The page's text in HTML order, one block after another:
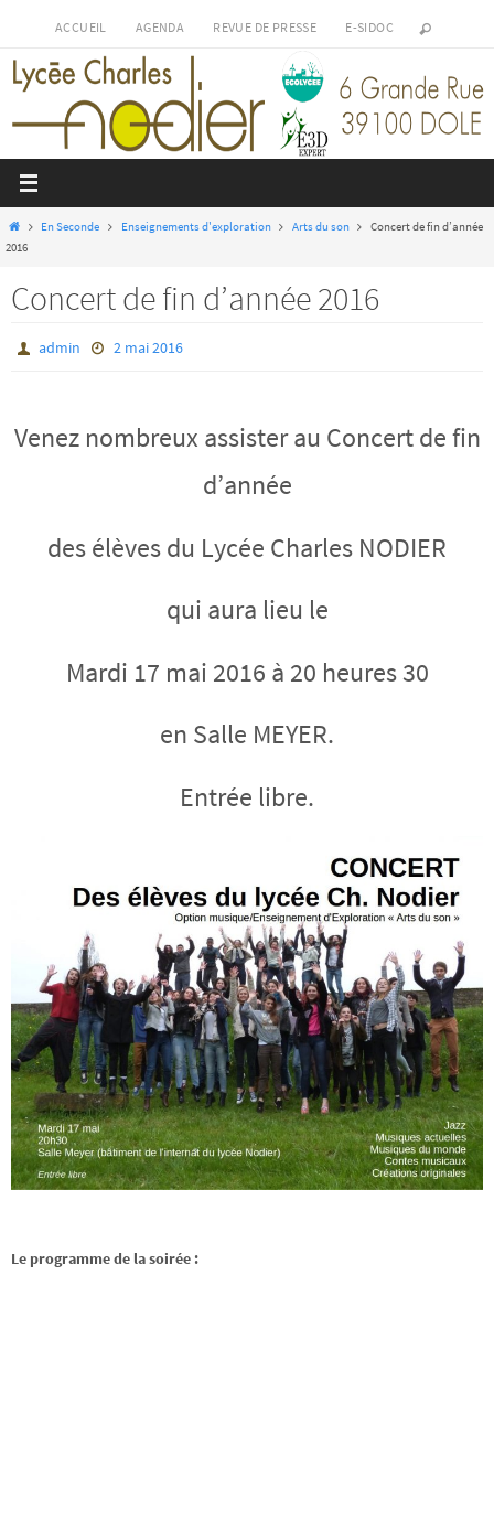
contenu
ACCUEIL AGENDA REVUE DE PRESSE E-SIDOC
HomeEn Seconde Enseignements d'exploration Arts du son
Concert de fin d’année
2016
Concert de fin d’année 2016
admin 2 mai 2016
Venez nombreux assister au Concert de fin
d’année
des élèves du Lycée Charles NODIER
qui aura lieu le
Mardi 17 mai 2016 à 20 heures 30
en Salle MEYER.
Entrée libre.
Le programme de la soirée :